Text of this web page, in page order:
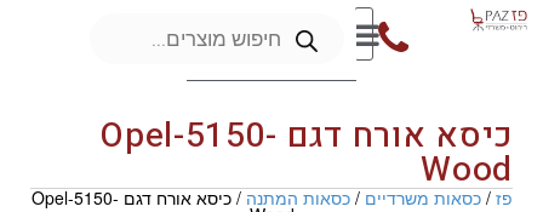
כיסא אורח דגם Opel-5150-
Wood
פז/כסאות משרדיים/כסאות המתנה / כיסא אורח דגם Opel-5150-